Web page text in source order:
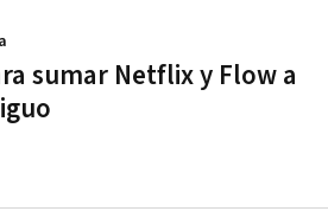
sumar Netflix y Flow a